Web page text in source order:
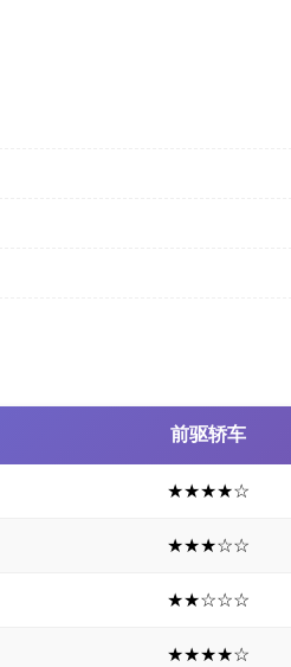
前驱轿车
★★★★☆
★★★☆☆
★★☆☆☆
★★★★☆